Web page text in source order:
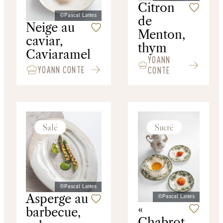
©Pascal Lattes
Neige au
caviar,
Caviaramel
YOANN CONTE
Citron
de
Menton,
thym
YOANN
CONTE
©Pascal Lattes
Salé
Asperge au
barbecue,
©Pascal Lattes
Sucré
«